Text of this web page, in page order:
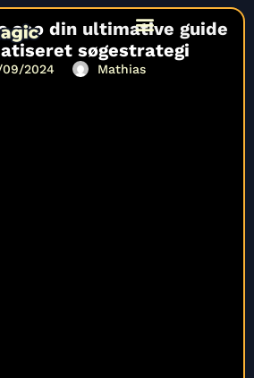
seo din ultimative guide
søgestrategi
09/2024 Mathias